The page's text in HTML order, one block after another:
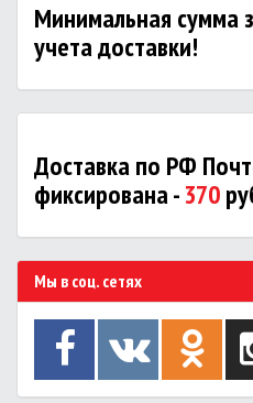
Минимальная сумма
учета доставки!
Доставка по РФ
фиксирована -370
Мы в соц. сетях